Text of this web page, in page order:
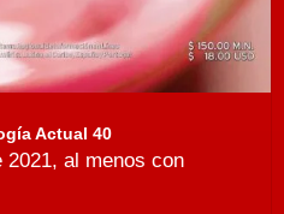
Actual 40
2021, al menos con